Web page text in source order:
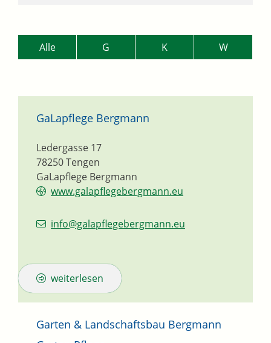
Alle G K W
GaLapflege Bergmann
GaLapflege Bergmann
Ledergasse 17
78250Tengen
www.galapflegebergmann.eu
info@galapflegebergmann.eu
weiterlesen
Garten & Landschaftsbau Bergmann